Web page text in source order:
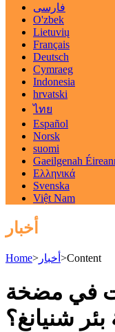
فارسی
O'zbek
Lietuvių
Français
Deutsch
Cymraeg
Indonesia
hrvatski
ไทย
Español
Norsk
suomi
Gaeilgenah
Ελληνικά
Svenska
Việt Nam
أخبار
Home> أخبار >Content
في مضخة
شنيانغ؟